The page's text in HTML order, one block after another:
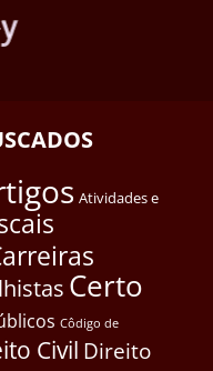
Atividades e
Certo
Côdigo de
Civil Direito